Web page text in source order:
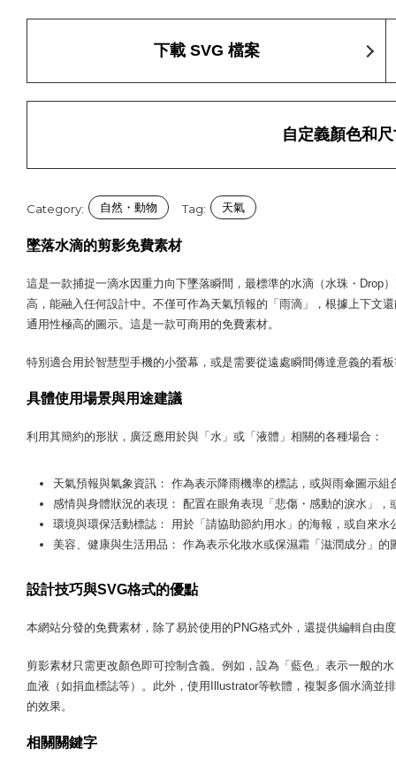
下載 SVG 檔案
自定義顏色和
Category: 自然・動物 Tag: 天氣
墜落水滴的剪影免費素材
這是一款捕捉一滴水因重力向下墜落瞬間，最標準的水滴（水珠・Drop
高，能融入任何設計中。不僅可作為天氣預報的「雨滴」，根據上下文
通用性極高的圖示。這是一款可商用的免費素材。
特別適合用於智慧型手機的小螢幕，或是需要從遠處瞬間傳達意義的看
具體使用場景與用途建議
利用其簡約的形狀，廣泛應用於與「水」或「液體」相關的各種場合：
天氣預報與氣象資訊： 作為表示降雨機率的標誌，或與雨傘圖示組
感情與身體狀況的表現： 配置在眼角表現「悲傷・感動的淚水」
環境與環保活動標誌： 用於「請協助節約用水」的海報，或自來
美容、健康與生活用品： 作為表示化妝水或保濕霜「滋潤成分」
設計技巧與SVG格式的優點
本網站分發的免費素材，除了易於使用的PNG格式外，還提供編輯自由
剪影素材只需更改顏色即可控制含義。例如，設為「藍色」表示一般的
血液（如捐血標誌等）。此外，使用Illustrator等軟體，複製多個水滴並
的效果。
相關關鍵字